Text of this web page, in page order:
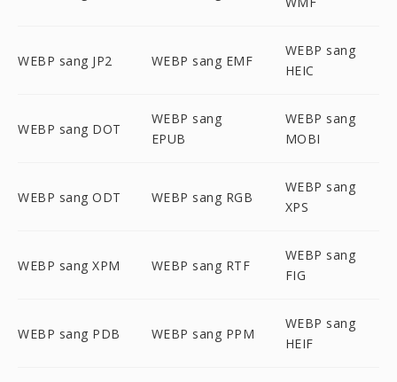
WEBP sang JP2 WEBP sang EMF
WEBP sang
HEIC
WEBP sang DOT
WEBP sang
EPUB
WEBP sang
MOBI
WEBP sang ODT WEBP sang RGB
WEBP sang
XPS
WEBP sang XPM WEBP sang RTF
WEBP sang
FIG
WEBP sang PDB WEBP sang PPM
WEBP sang
HEIF